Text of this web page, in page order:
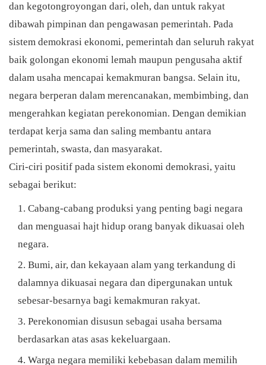
dan kegotongroyongan dari, oleh, dan untuk rakyat
dibawah pimpinan dan pengawasan pemerintah. Pada
sistem demokrasi ekonomi, pemerintah dan seluruh rakyat
baik golongan ekonomi lemah maupun pengusaha aktif
dalam usaha mencapai kemakmuran bangsa. Selain itu,
negara berperan dalam merencanakan, membimbing, dan
mengerahkan kegiatan perekonomian. Dengan demikian
terdapat kerja sama dan saling membantu antara
pemerintah, swasta, dan masyarakat.
Ciri-ciri positif pada sistem ekonomi demokrasi, yaitu
sebagai berikut:
Cabang-cabang produksi yang penting bagi negara
dan menguasai hajt hidup orang banyak dikuasai oleh
negara.
Bumi, air, dan kekayaan alam yang terkandung di
dalamnya dikuasai negara dan dipergunakan untuk
sebesar-besarnya bagi kemakmuran rakyat.
Perekonomian disusun sebagai usaha bersama
berdasarkan atas asas kekeluargaan.
Warga negara memiliki kebebasan dalam memilih